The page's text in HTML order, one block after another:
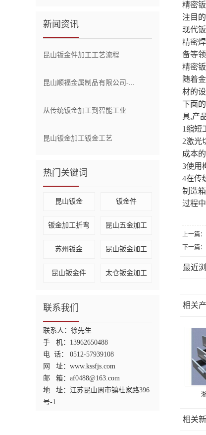
新闻资讯
昆山钣金件加工工艺流程
昆山顺福金属制品有限公司-...
从传统钣金加工到智能工业
昆山钣金加工钣金工艺
热门关键词
昆山钣金 钣金件
钣金加工折弯 昆山五金加工
苏州钣金 昆山钣金加工
昆山钣金件 太仓钣金加工
联系我们
联系人：徐先生
手 机：13962650488
电 话： 0512-57939108
网 址：www.kssfjs.com
邮 箱：af0488@163.com
地 址： 江苏昆山周市镇杜家路396
号-1
精密
注目
现代
精密
备等
精密
随着
材的
下面
具,产
1缩短
2激光
成本的
3使用
4在传
制造
过程
上一篇：
下一篇：
最近浏
相关产
相关新